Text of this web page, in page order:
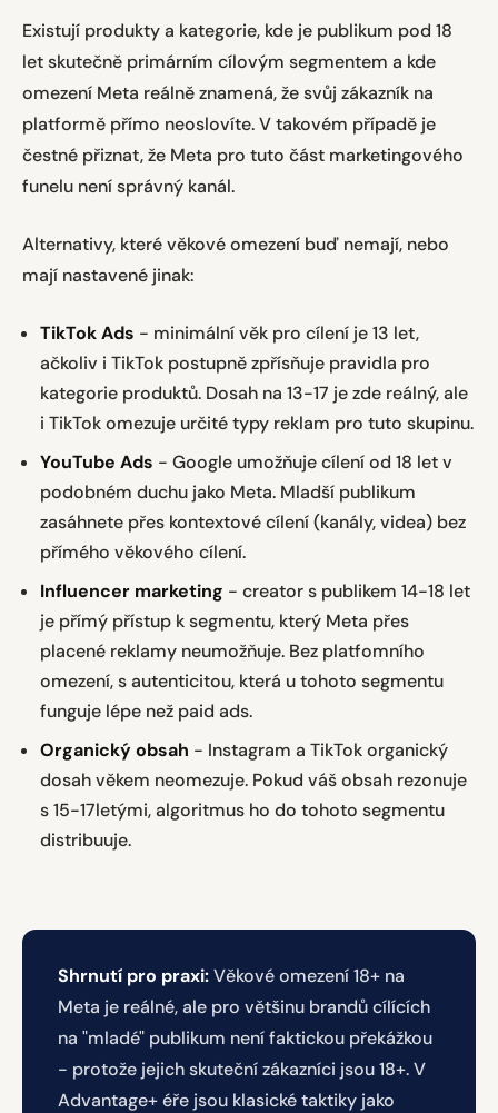
Existují produkty a kategorie, kde je publikum pod 18
let skutečně primárním cílovým segmentem a kde
omezení Meta reálně znamená, že svůj zákazník na
platformě přímo neoslovíte. V takovém případě je
čestné přiznat, že Meta pro tuto část marketingového
funelu není správný kanál.
Alternativy, které věkové omezení buď nemají, nebo
mají nastavené jinak:
TikTok Ads - minimální věk pro cílení je 13 let,
ačkoliv i TikTok postupně zpřísňuje pravidla pro
kategorie produktů. Dosah na 13-17 je zde reálný, ale
i TikTok omezuje určité typy reklam pro tuto skupinu.
YouTube Ads - Google umožňuje cílení od 18 let v
podobném duchu jako Meta. Mladší publikum
zasáhnete přes kontextové cílení (kanály, videa) bez
přímého věkového cílení.
Influencer marketing - creator s publikem 14-18 let
je přímý přístup k segmentu, který Meta přes
placené reklamy neumožňuje. Bez platfomního
omezení, s autenticitou, která u tohoto segmentu
funguje lépe než paid ads.
Organický obsah - Instagram a TikTok organický
dosah věkem neomezuje. Pokud váš obsah rezonuje
s 15-17letými, algoritmus ho do tohoto segmentu
distribuuje.
Shrnutí pro praxi:Věkové omezení 18+ na
Meta je reálné, ale pro většinu brandů cílících
na "mladé" publikum není faktickou překážkou
- protože jejich skuteční zákazníci jsou 18+. V
Advantage+ éře jsou klasické taktiky jako